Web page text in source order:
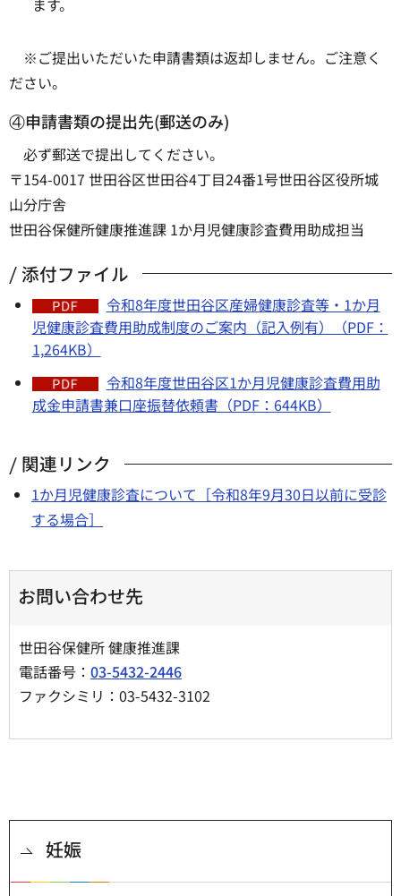
ます。
※ご提出いただいた申請書類は返却しません。ご注意く
ださい。
④申請書類の提出先(郵送のみ)
必ず郵送で提出してください。
〒154-0017 世田谷区世田谷4丁目24番1号世田谷区役所城
山分庁舎
世田谷保健所健康推進課 1か月児健康診査費用助成担当
添付ファイル
令和8年度世田谷区産婦健康診査等・1か月
児健康診査費用助成制度のご案内（記入例有）（PDF：
1,264KB）
令和8年度世田谷区1か月児健康診査費用助
成金申請書兼口座振替依頼書（PDF：644KB）
関連リンク
1か月児健康診査について［令和8年9月30日以前に受診
する場合］
お問い合わせ先
世田谷保健所 健康推進課
電話番号： 03-5432-2446
ファクシミリ：03-5432-3102
妊娠